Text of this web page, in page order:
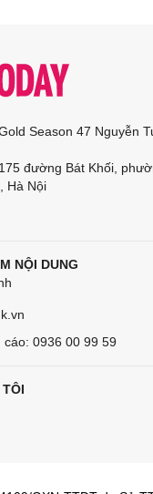
Season 47 Nguyễn
đường Bát Khối,
Hà Nội
NỘI DUNG
cáo: 0936 00 99 59